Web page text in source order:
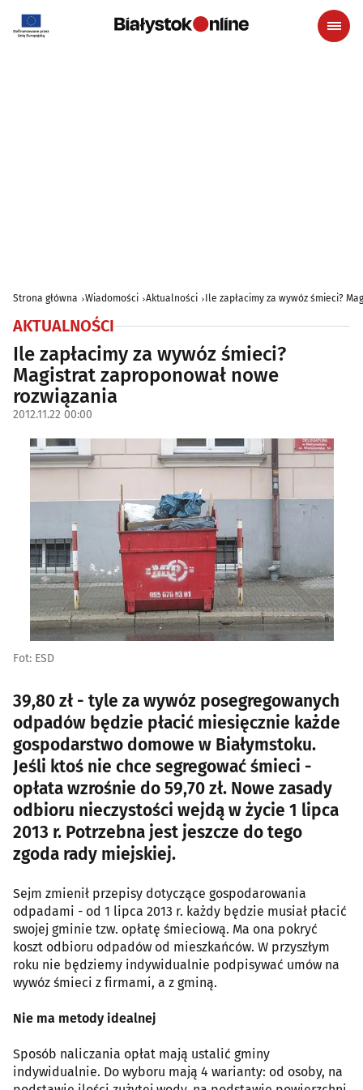
Strona główna Wiadomości Aktualności Ile zapłacimy za wywóz śmieci?
AKTUALNOŚCI
Ile zapłacimy za wywóz śmieci?
Magistrat zaproponował nowe
rozwiązania
2012.11.22 00:00
Fot: ESD
39,80 zł - tyle za wywóz posegregowanych
odpadów będzie płacić miesięcznie każde
gospodarstwo domowe w Białymstoku.
Jeśli ktoś nie chce segregować śmieci -
opłata wzrośnie do 59,70 zł. Nowe zasady
odbioru nieczystości wejdą w życie 1 lipca
2013 r. Potrzebna jest jeszcze do tego
zgoda rady miejskiej.
Sejm zmienił przepisy dotyczące gospodarowania
odpadami - od 1 lipca 2013 r. każdy będzie musiał płacić
swojej gminie tzw. opłatę śmieciową. Ma ona pokryć
koszt odbioru odpadów od mieszkańców. W przyszłym
roku nie będziemy indywidualnie podpisywać umów na
wywóz śmieci z firmami, a z gminą.
Nie ma metody idealnej
Sposób naliczania opłat mają ustalić gminy
indywidualnie. Do wyboru mają 4 warianty: od osoby, na